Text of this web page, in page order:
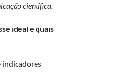
científica.
ideal e quais
indicadores